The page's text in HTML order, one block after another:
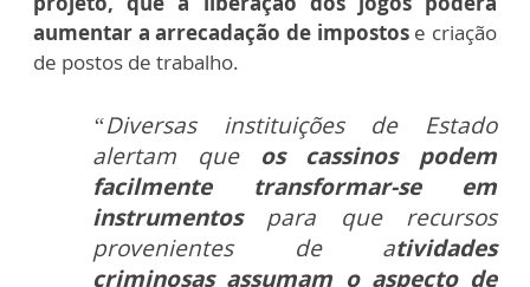
aumentar a arrecadação de impostose criação
de postos de trabalho.
“Diversas instituições de Estado
alertam que os cassinos podem
facilmente transformar-se em
instrumentospara que recursos
provenientes de atividades
criminosas assumam o aspecto de